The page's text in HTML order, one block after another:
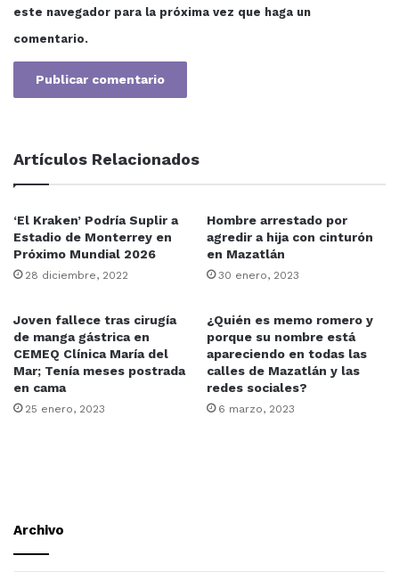
este navegador para la próxima vez que haga un
comentario.
Artículos Relacionados
‘El Kraken’ Podría Suplir a
Estadio de Monterrey en
Próximo Mundial 2026
28 diciembre, 2022
Hombre arrestado por
agredir a hija con cinturón
en Mazatlán
30 enero, 2023
Joven fallece tras cirugía
de manga gástrica en
CEMEQ Clínica María del
Mar; Tenía meses postrada
en cama
25 enero, 2023
¿Quién es memo romero y
porque su nombre está
apareciendo en todas las
calles de Mazatlán y las
redes sociales?
6 marzo, 2023
Archivo